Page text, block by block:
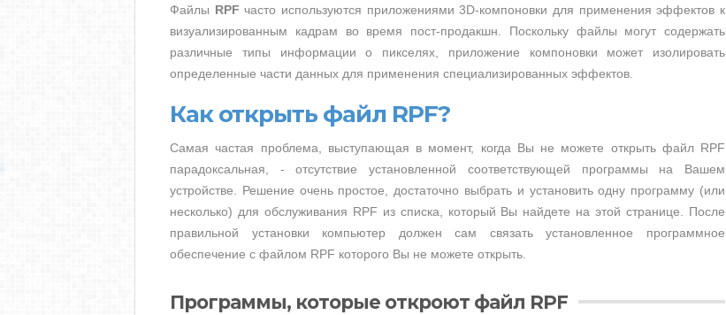
Файлы RPF часто используются приложениями 3D-компоновки для применения эффектов к
визуализированным кадрам во время пост-продакшн. Поскольку файлы могут содержать
различные типы информации о пикселях, приложение компоновки может изолировать
определенные части данных для применения специализированных эффектов.
Как открыть файл RPF?
Самая частая проблема, выступающая в момент, когда Вы не можете открыть файл RPF
парадоксальная, - отсутствие установленной соответствующей программы на Вашем
устройстве. Решение очень простое, достаточно выбрать и установить одну программу (или
несколько) для обслуживания RPF из списка, который Вы найдете на этой странице. После
правильной установки компьютер должен сам связать установленное программное
обеспечение с файлом RPF которого Вы не можете открыть.
Программы, которые откроют файл RPF